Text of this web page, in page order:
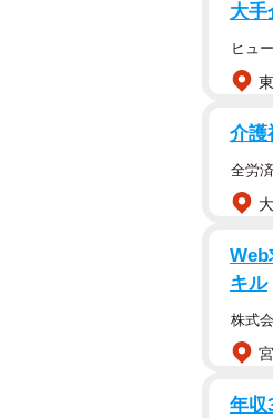
大手
ヒュ
介護
全労
Web
キル
株式
年収